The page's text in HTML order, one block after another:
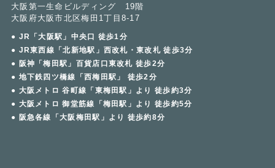
大阪第一生命ビルディング 19階
大阪府大阪市北区梅田1丁目8-17
● JR「大阪駅」中央口 徒歩1分
● JR東西線「北新地駅」西改札・東改札 徒歩3分
● 阪神「梅田駅」百貨店口東改札 徒歩2分
● 地下鉄四ツ橋線「西梅田駅」 徒歩2分
● 大阪メトロ 谷町線「東梅田駅」より 徒歩約3分
● 大阪メトロ 御堂筋線「梅田駅」より 徒歩約5分
● 阪急各線「大阪梅田駅」より 徒歩約8分